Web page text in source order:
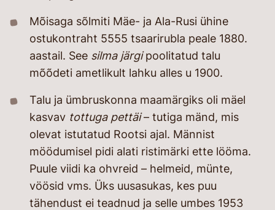
Mõisaga sõlmiti Mäe- ja Ala-Rusi ühine
ostukontraht 5555 tsaarirubla peale 1880.
aastail. See silma järgipoolitatud talu
mõõdeti ametlikult lahku alles u 1900.
Talu ja ümbruskonna maamärgiks oli mäel
kasvav tottuga pettäi– tutiga mänd, mis
olevat istutatud Rootsi ajal. Männist
möödumisel pidi alati ristimärki ette lööma.
Puule viidi ka ohvreid – helmeid, münte,
vöösid vms. Üks uusasukas, kes puu
tähendust ei teadnud ja selle umbes 1953